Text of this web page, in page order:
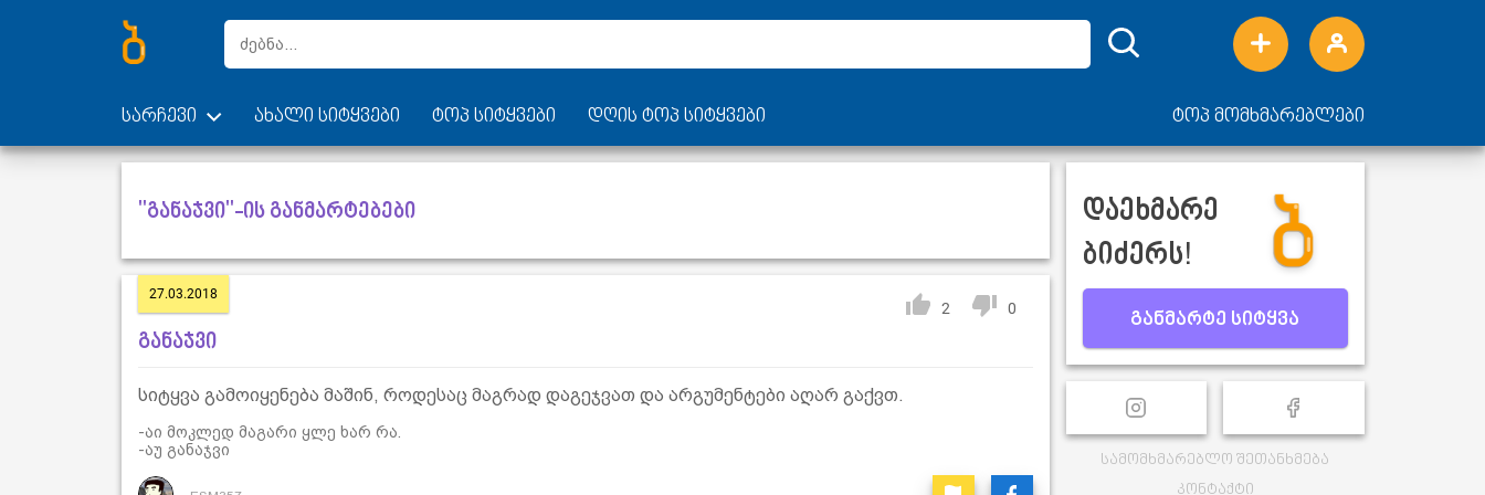
სარჩევი ახალი სიტყვები ტოპ სიტყვები დღის ტოპ სიტყვები ტოპ მომხმარებლები
"განაჯვი"-ის განმარტებები
27.03.2018
2 0
განაჯვი
სიტყვა გამოიყენება მაშინ, როდესაც მაგრად დაგეჯვათ და არგუმენტები აღარ გაქვთ.
-აი მოკლედ მაგარი ყლე ხარ რა.
-აუ განაჯვი
დაეხმარე
ბიძერს!
განმარტე სიტყვა
სამომხმარებლო შეთანხმება
კონტაქტი